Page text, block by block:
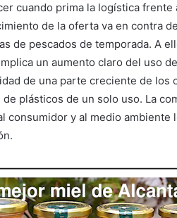
cuando prima la logística
de la oferta va en contra
de pescados de temporada. A
un aumento claro del uso
de una parte creciente de
plásticos de un solo uso. La
consumidor y al medio